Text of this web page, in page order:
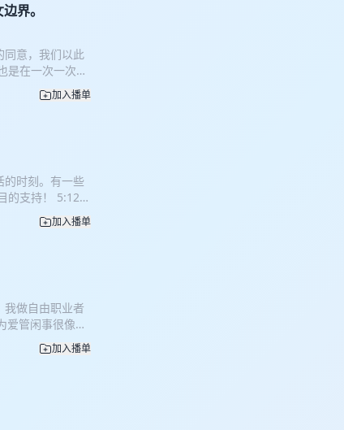
甲刀、马桶搋
静。 03:24 晚
如果那时候生
处。 05:32 愤怒
了”。表面不内
那年，我在陌生
的防备都被卸
子了的时候，
美国小孩学鸟
用”都转化成
出来的 冷冷妈
个不被量化、
说“是你没意思”
一个快乐的孩
复制别人的路
制别人的路径
完犊子了？其
界。
同意，我们以此
是在一次一次的
男性和女性两个
每天都会提出
的故事开启今
：对于异性外
完全没有感
我们俩恋爱的
标准不断校准
要把自己想的太
稳定关系中的
不算越界？
理的吗？ 想对
，ta或许不够
这个要求很过
宝贝儿们：）
加入播单
时刻。有一些
的支持！ 5:12
让我想作为他的
好真是值得这么
候让我想要好
活的时刻，我
我们这种“创
像挂了俩哑铃的
颈+下揉捶肩
弄，是真按得
烯三档温控（最
加入播单
做自由职业者
爱管闲事很像居
知道很多正在上
的感受～ 08:49
加入播单